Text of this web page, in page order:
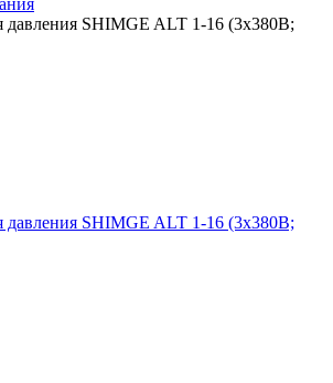
SHIMGE ALT 1-16 (3х380В;